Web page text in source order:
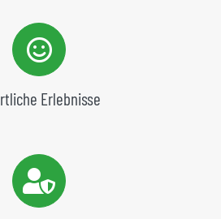
Erlebnisse